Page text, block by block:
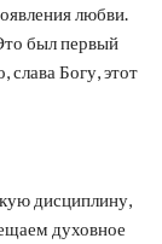
любви.
был первый
слава Богу, этот
дисциплину,
духовное